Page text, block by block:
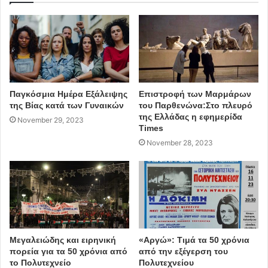
για τον καθορισμό του κατώτατου μισθού υπαλλήλων και
του κατώτατου ημερομισθίου των εργατοτεχνιτών θα
υποβληθεί το αργότερο έως την 10η Μαρτίου 2023.
αύξηση κατώτατου μισθού
Παγκόσμια Ημέρα Εξάλειψης
της Βίας κατά των Γυναικών
November 29, 2023
Επιστροφή των Μαρμάρων
του Παρθενώνα:Στο πλευρό
της Ελλάδας η εφημερίδα
Times
November 28, 2023
Μεγαλειώδης και ειρηνική
πορεία για τα 50 χρόνια από
το Πολυτεχνείο
«Αργώ»: Τιμά τα 50 χρόνια
από την εξέγερση του
Πολυτεχνείου